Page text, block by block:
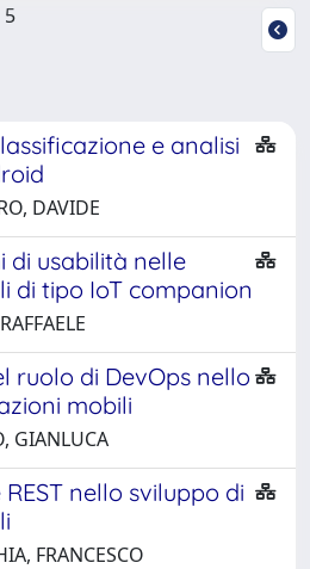
e analisi
DAVIDE
di usabilità nelle
di tipo IoT companion
ruolo di DevOps nello
mobili
GIANLUCA
nello sviluppo di
FRANCESCO